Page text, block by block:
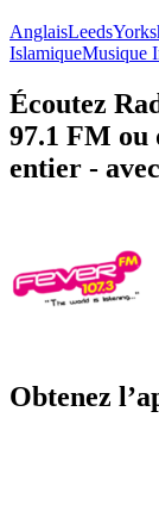
AnglaisLeeds
IslamiqueMusique
Écoutez
97.1 FM ou
entier -
Obtenez